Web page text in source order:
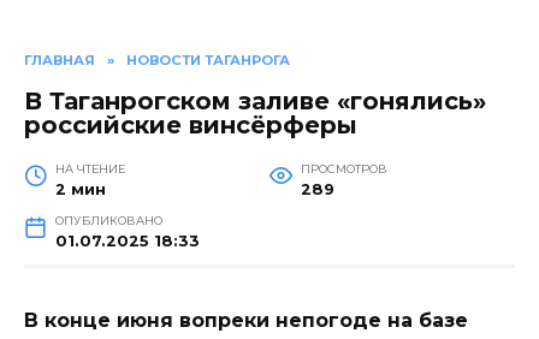
ГЛАВНАЯ » НОВОСТИ ТАГАНРОГА
В Таганрогском заливе «гонялись»
российские винсёрферы
НА ЧТЕНИЕ
2 мин
ПРОСМОТРОВ
289
ОПУБЛИКОВАНО
01.07.2025 18:33
В конце июня вопреки непогоде на базе